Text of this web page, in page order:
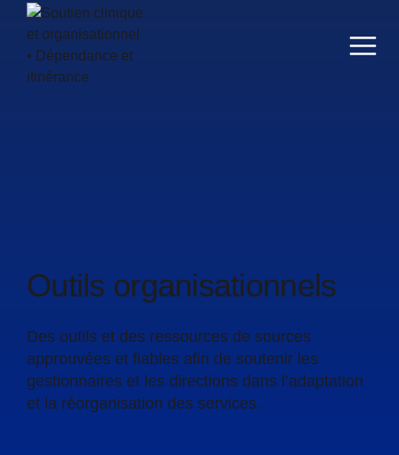
Aller au contenu
Outils organisationnels
Des outils et des ressources de sources
approuvées et fiables afin de soutenir les
gestionnaires et les directions dans l’adaptation
et la réorganisation des services.